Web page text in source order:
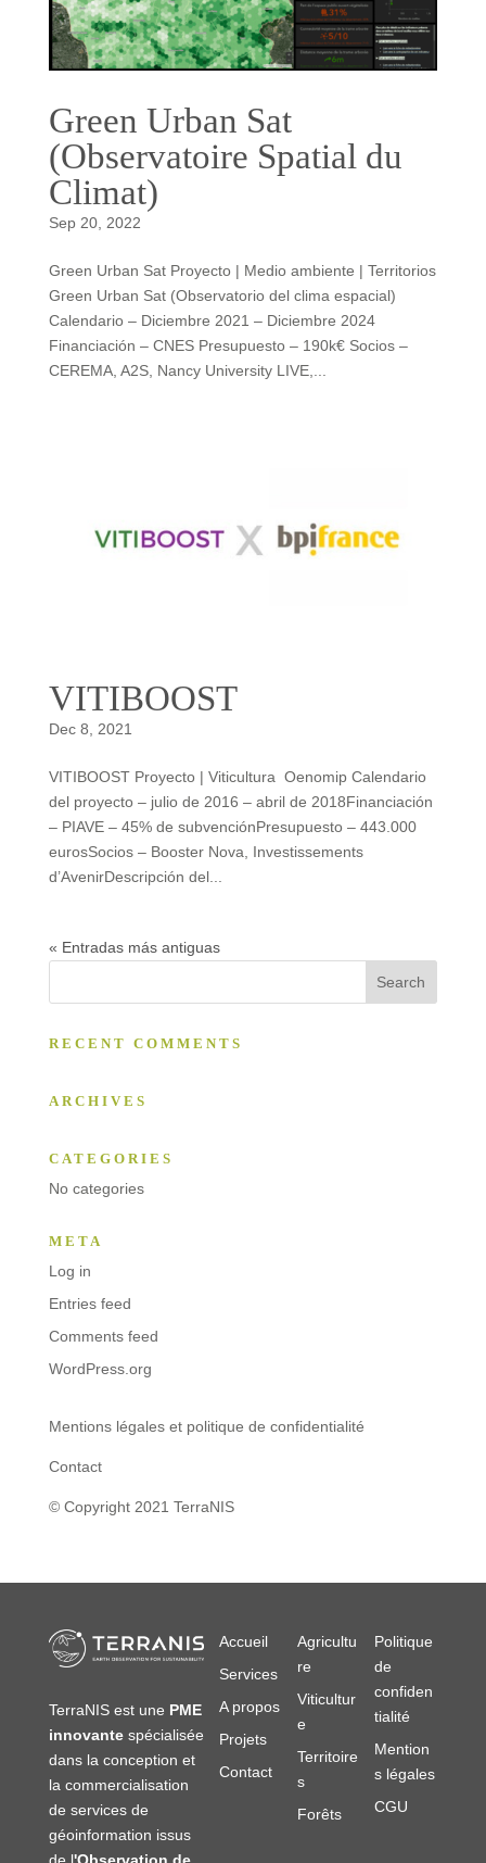
Green Urban Sat
(Observatoire Spatial du
Climat)
Sep 20, 2022
Green Urban Sat Proyecto | Medio ambiente | Territorios
Green Urban Sat (Observatorio del clima espacial)
Calendario – Diciembre 2021 – Diciembre 2024
Financiación – CNES Presupuesto – 190k€ Socios –
CEREMA, A2S, Nancy University LIVE,...
VITIBOOST
Dec 8, 2021
VITIBOOST Proyecto | Viticultura Oenomip Calendario
del proyecto – julio de 2016 – abril de 2018Financiación
– PIAVE – 45% de subvenciónPresupuesto – 443.000
eurosSocios – Booster Nova, Investissements
d’AvenirDescripción del...
« Entradas más antiguas
RECENT COMMENTS
ARCHIVES
CATEGORIES
No categories
META
Log in
Entries feed
Comments feed
WordPress.org
Mentions légales et politique de confidentialité
Contact
© Copyright 2021 TerraNIS
TerraNIS est une PME
innovantespécialisée
dans la conception et
la commercialisation
de services de
géoinformation issus
Accueil
Services
A propos
Projets
Contact
Agricultu
re
Viticultur
e
Territoire
s
Forêts
Politique
de
confiden
tialité
Mention
s légales
CGU